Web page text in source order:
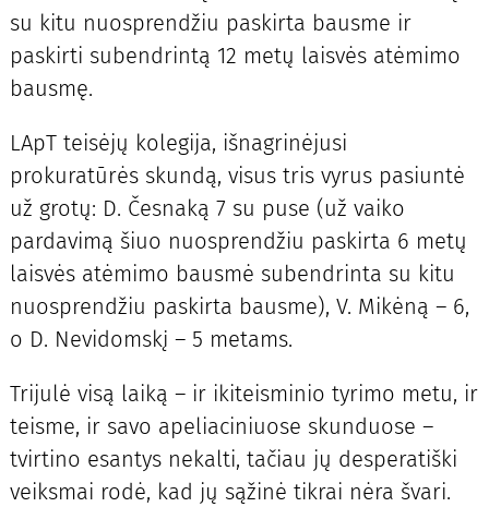
su kitu nuosprendžiu paskirta bausme ir
paskirti subendrintą 12 metų laisvės atėmimo
bausmę.
LApT teisėjų kolegija, išnagrinėjusi
prokuratūrės skundą, visus tris vyrus pasiuntė
už grotų: D. Česnaką 7 su puse (už vaiko
pardavimą šiuo nuosprendžiu paskirta 6 metų
laisvės atėmimo bausmė subendrinta su kitu
nuosprendžiu paskirta bausme), V. Mikėną – 6,
o D. Nevidomskį – 5 metams.
Trijulė visą laiką – ir ikiteisminio tyrimo metu, ir
teisme, ir savo apeliaciniuose skunduose –
tvirtino esantys nekalti, tačiau jų desperatiški
veiksmai rodė, kad jų sąžinė tikrai nėra švari.